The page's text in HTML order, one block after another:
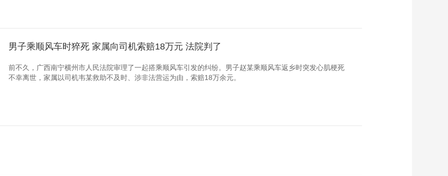
男子乘顺风车时猝死 家属向司机索赔18万元 法院判了
前不久，广西南宁横州市人民法院审理了一起搭乘顺风车引发的纠纷。男子赵某乘顺风车返乡时突发心肌梗死
不幸离世，家属以司机韦某救助不及时、涉非法营运为由，索赔18万余元。